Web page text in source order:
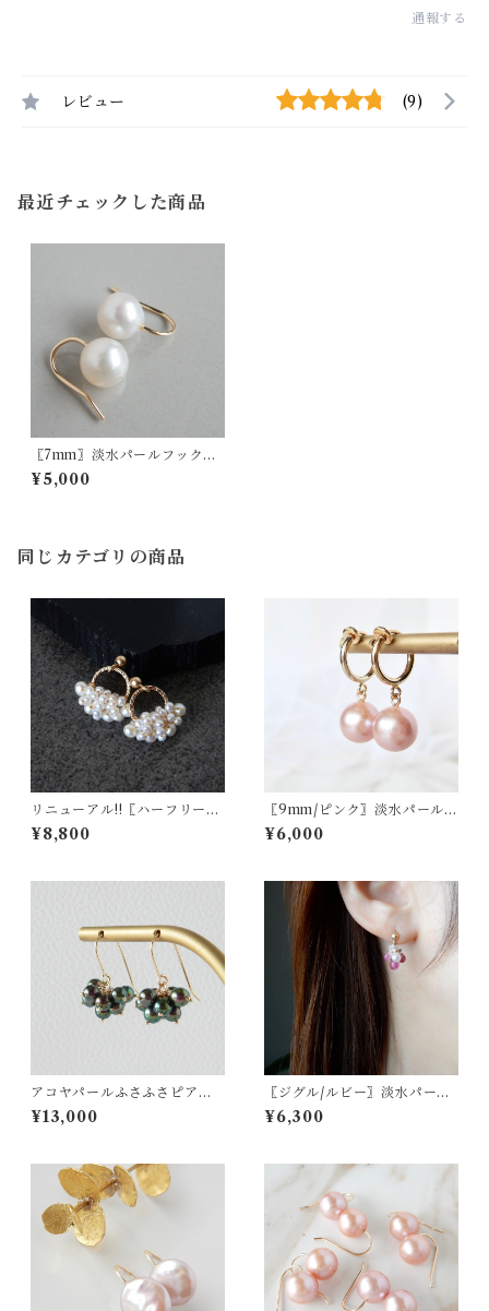
通報する
レビュー (9)
最近チェックした商品
〖7mm〗淡水パールフックピ
アス（ホワイト）14kgf/SV92
5【1185】
¥5,000
同じカテゴリの商品
リニューアル!!〖ハーフリー
ス/Sサイズ〗淡水パールピア
ス/イヤリング14kgf【1942】
¥8,800
〖9mm/ピンク〗淡水パールピ
アス/イヤリング14kgf【190
1】
¥6,000
アコヤパールふさふさピアス/
イヤリング 14kgf（ブラッ
ク）【1299】
¥13,000
〖ジグル/ルビー〗淡水パール
ハーキマーダイヤモンドピア
ス/イヤリング 14kgf 7月の誕
¥6,300